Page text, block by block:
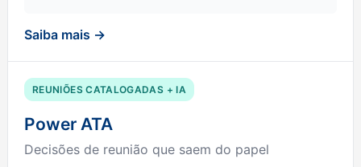
Saiba mais →
REUNIÕES CATALOGADAS + IA
Power ATA
Decisões de reunião que saem do papel